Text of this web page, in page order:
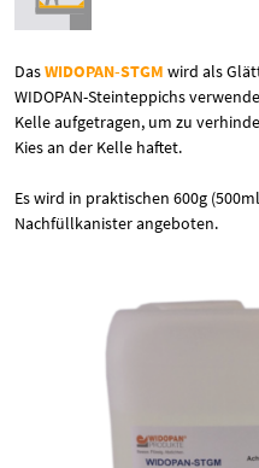
DasWIDOPAN-STGM wird als
WIDOPAN-Steinteppichs
Kelle aufgetragen, um zu
Kies an der Kelle haftet.
Es wird in praktischen 600g
Nachfüllkanister angeboten.